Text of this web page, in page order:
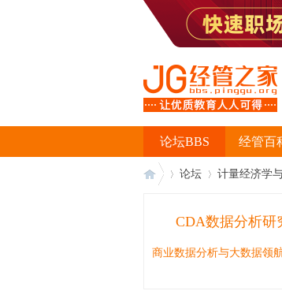
经管百
论坛BBS
论坛 计量经济学
CDA数据分析研
商业数据分析与大数据领